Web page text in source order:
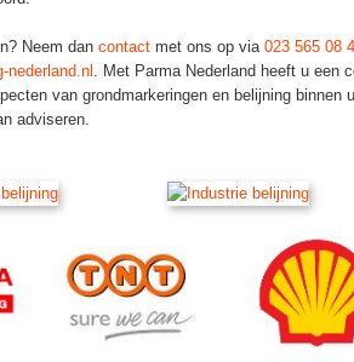
Neem dan contact met ons op via 023 565 08
nederland.nl . Met Parma Nederland heeft u een
van grondmarkeringen en belijning binnen
adviseren.